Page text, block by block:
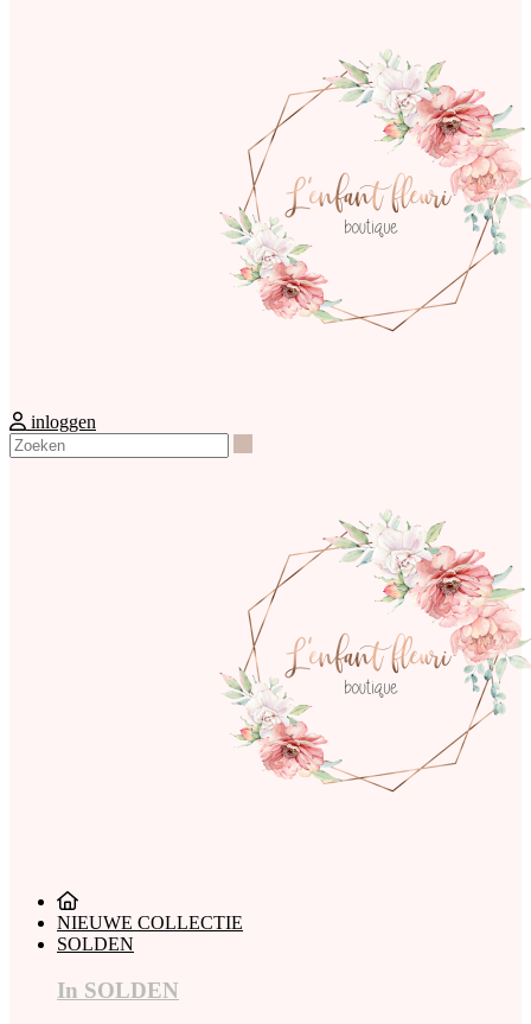
inloggen
NIEUWE COLLECTIE
SOLDEN
In SOLDEN